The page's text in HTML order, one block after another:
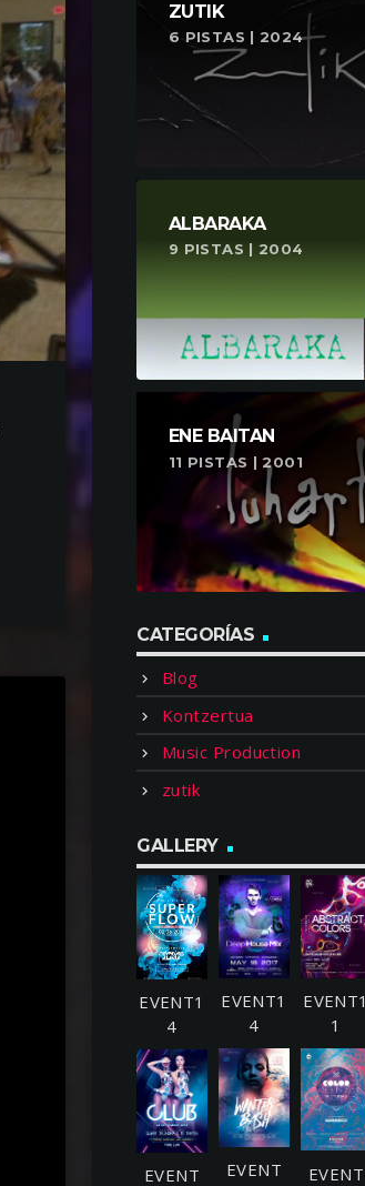
ZUTIK
6 PISTAS | 2024
ALBARAKA
9 PISTAS | 2004
ENE BAITAN
11 PISTAS | 2001
CATEGORÍAS
Blog
Kontzertua
Music Production
zutik
GALLERY
EVENT1
EVENT1
EVENT1